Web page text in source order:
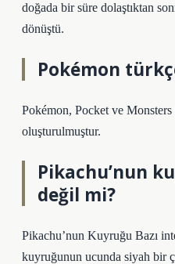
doğada bir süre dolaştıktan
dönüştü.
Pokémon
Pokémon, Pocket ve
oluşturulmuştur.
Pikachu’nun
değil mi?
Pikachu’nun Kuyruğu Bazı
kuyruğunun ucunda siyah bir